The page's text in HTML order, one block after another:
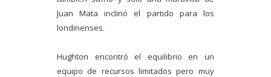
Juan Mata inclinó el partido para los
londinenses.
Hughton encontró el equilibrio en un
equipo de recursos limitados pero muy